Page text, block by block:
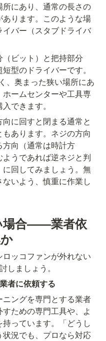
にあり、通常の長さの
あります。このような場
バー（スタブドライバ
ビット）と把持部分
型のドライバーです。
、奥まった狭い場所にあ
ームセンターや工具専
できます。
に回すと閉まる通常と
あります。ネジの方向
向（通常は時計方
うであれば逆ネジと判
回してみましょう。無
いよう、慎重に作業し
場合——業者依
ロッコファンが外れない
しましょう。
者に依頼する
ングを専門とする業者
ための専門工具や、よ
っています。「どうし
況でも、プロなら対応